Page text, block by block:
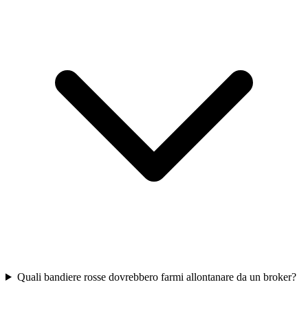
Quali bandiere rosse dovrebbero farmi allontanare da un broker?